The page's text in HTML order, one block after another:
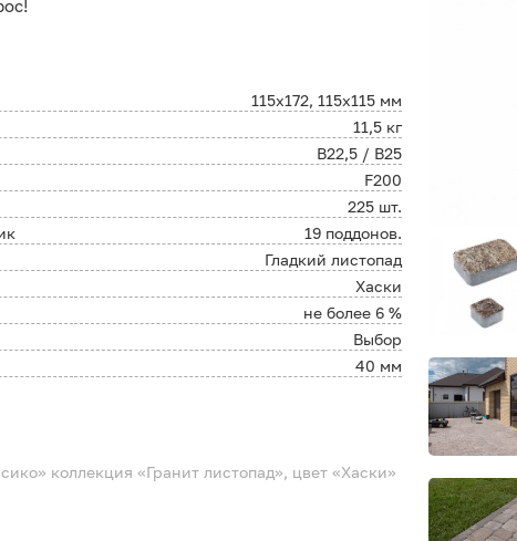
115х172, 115х115 мм
11,5 кг
В22,5 / B25
F200
225 шт.
19 поддонов.
Гладкий листопад
Хаски
не более 6 %
Выбор
40 мм
коллекция «Гранит листопад», цвет «Хаски»